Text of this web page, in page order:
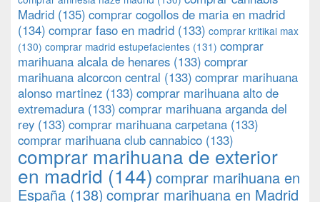
Madrid (135) comprar cogollos de maria en madrid
(134) comprar faso en madrid (133) comprar kritikal max
(130) comprar madrid estupefacientes (131) comprar
marihuana alcala de henares (133) comprar
marihuana alcorcon central (133) comprar marihuana
alonso martinez (133) comprar marihuana alto de
extremadura (133) comprar marihuana arganda del
rey (133) comprar marihuana carpetana (133)
comprar marihuana club cannabico (133)
comprar marihuana de exterior
en madrid (144) comprar marihuana en
España (138) comprar marihuana en Madrid